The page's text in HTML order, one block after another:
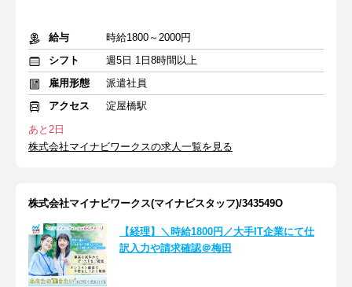
給与
時給1800～2000円
シフト
週5日 1日8時間以上
雇用形態
派遣社員
アクセス
淀屋橋駅
あと2日
株式会社マイナビワークスの求人一覧を見る
株式会社マイナビワークス(マイナビスタッフ)/343549O
【経理】＼時給1800円／大手IT企業にて仕
訳入力や請求確認＠梅田